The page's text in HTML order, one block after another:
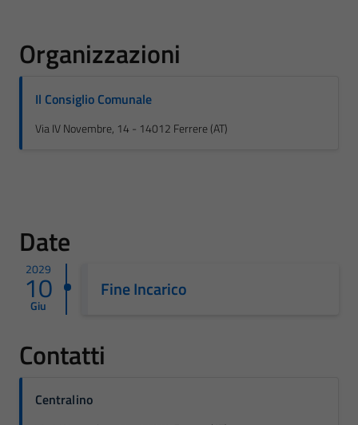
Organizzazioni
Il Consiglio Comunale
Via IV Novembre, 14 - 14012 Ferrere (AT)
Date
2029
10
Giu
Fine Incarico
Contatti
Centralino